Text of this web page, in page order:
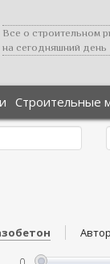
Все о строительном
на сегодняшний день
Строительные